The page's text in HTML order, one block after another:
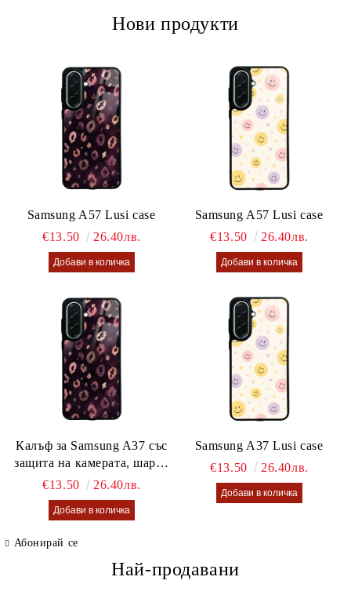
Нови продукти
Samsung A57 Lusi case
€13.50
26.40лв.
Samsung A57 Lusi case
€13.50
26.40лв.
Калъф за Samsung A37 със
защита на камерата, шарен
калъф Lusi case
€13.50 26.40лв.
Samsung A37 Lusi case
€13.50
26.40лв.
Абонирай се
Най-продавани